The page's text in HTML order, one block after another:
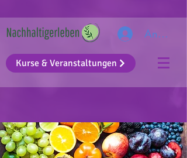
Anmelden
Kurse & Veranstaltungen